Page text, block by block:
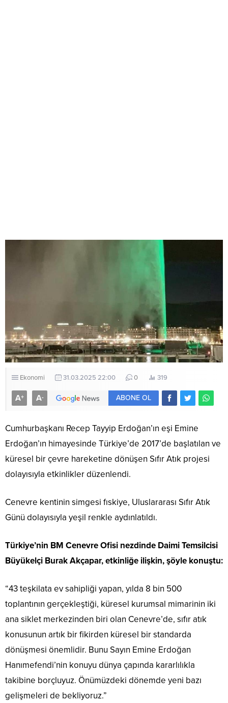
Ekonomi 31.03.2025 22:00 0 319
A+ A- ABONE OL
Cumhurbaşkanı Recep Tayyip Erdoğan’ın eşi Emine
Erdoğan’ın himayesinde Türkiye’de 2017’de başlatılan ve
küresel bir çevre hareketine dönüşen Sıfır Atık projesi
dolayısıyla etkinlikler düzenlendi.
Cenevre kentinin simgesi fıskiye, Uluslararası Sıfır Atık
Günü dolayısıyla yeşil renkle aydınlatıldı.
Türkiye’nin BM Cenevre Ofisi nezdinde Daimi Temsilcisi
Büyükelçi Burak Akçapar, etkinliğe ilişkin, şöyle konuştu:
“43 teşkilata ev sahipliği yapan, yılda 8 bin 500
toplantının gerçekleştiği, küresel kurumsal mimarinin iki
ana siklet merkezinden biri olan Cenevre’de, sıfır atık
konusunun artık bir fikirden küresel bir standarda
dönüşmesi önemlidir. Bunu Sayın Emine Erdoğan
Hanımefendi’nin konuyu dünya çapında kararlılıkla
takibine borçluyuz. Önümüzdeki dönemde yeni bazı
gelişmeleri de bekliyoruz.”